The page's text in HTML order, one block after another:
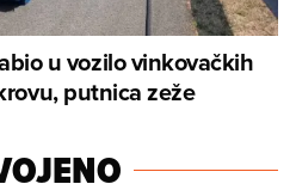
u vozilo vinkovačkih
putnica zeže